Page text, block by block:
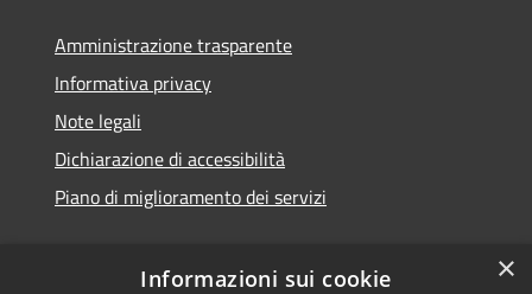
Amministrazione trasparente
Informativa privacy
Note legali
Dichiarazione di accessibilità
Piano di miglioramento dei servizi
×
Informazioni sui cookie